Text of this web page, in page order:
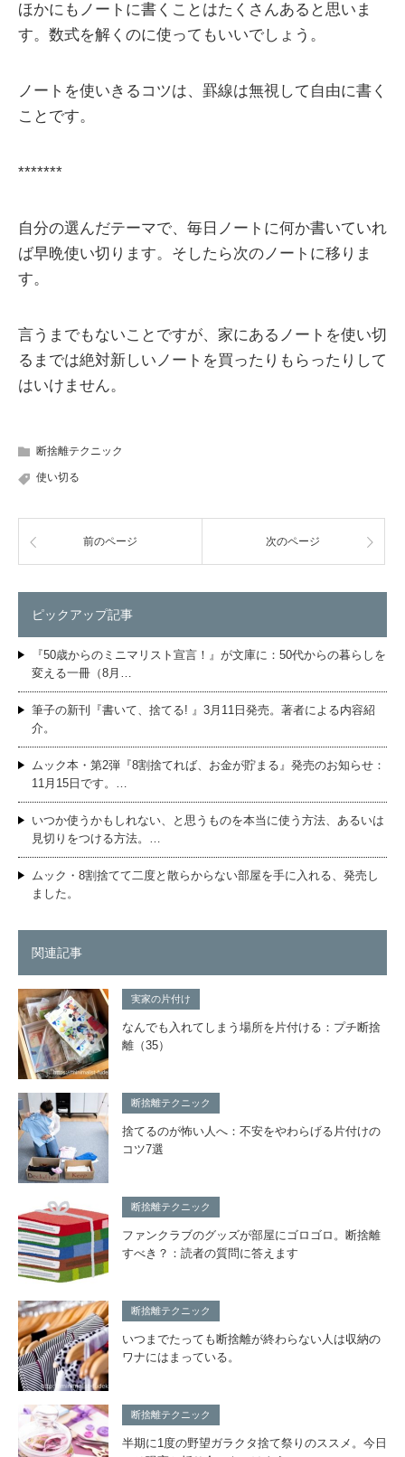
ほかにもノートに書くことはたくさんあると思いま
す。数式を解くのに使ってもいいでしょう。
ノートを使いきるコツは、罫線は無視して自由に書く
ことです。
*******
自分の選んだテーマで、毎日ノートに何か書いていれ
ば早晩使い切ります。そしたら次のノートに移りま
す。
言うまでもないことですが、家にあるノートを使い切
るまでは絶対新しいノートを買ったりもらったりして
はいけません。
断捨離テクニック
使い切る
前のページ 次のページ
ピックアップ記事
『50歳からのミニマリスト宣言！』が文庫に：50代からの暮らしを
変える一冊（8月…
筆子の新刊『書いて、捨てる! 』3月11日発売。著者による内容紹
介。
ムック本・第2弾『8割捨てれば、お金が貯まる』発売のお知らせ：
11月15日です。…
いつか使うかもしれない、と思うものを本当に使う方法、あるいは
見切りをつける方法。…
ムック・8割捨てて二度と散らからない部屋を手に入れる、発売し
ました。
関連記事
実家の片付け
なんでも入れてしまう場所を片付ける：プチ断捨
離（35）
断捨離テクニック
捨てるのが怖い人へ：不安をやわらげる片付けの
コツ7選
断捨離テクニック
ファンクラブのグッズが部屋にゴロゴロ。断捨離
すべき？：読者の質問に答えます
断捨離テクニック
いつまでたっても断捨離が終わらない人は収納の
ワナにはまっている。
断捨離テクニック
半期に1度の野望ガラクタ捨て祭りのススメ。今日